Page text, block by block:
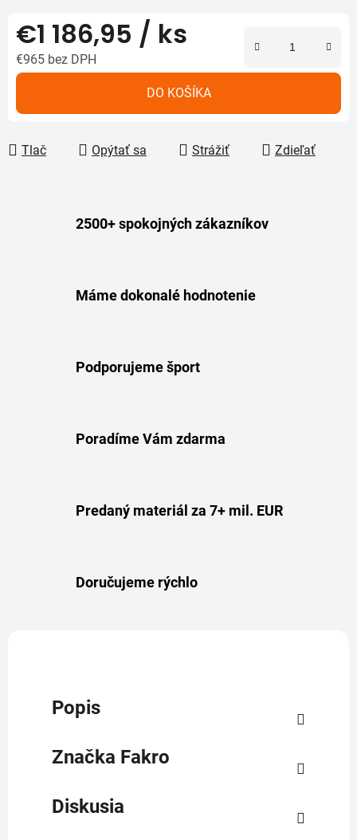
€1 186,95 / ks
€965 bez DPH
DO KOŠÍKA
Tlač Opýtať sa Strážiť Zdieľať
2500+ spokojných zákazníkov
Máme dokonalé hodnotenie
Podporujeme šport
Poradíme Vám zdarma
Predaný materiál za 7+ mil. EUR
Doručujeme rýchlo
Popis
Značka Fakro
Diskusia